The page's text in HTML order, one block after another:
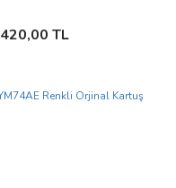
420,00 TL
Sepete Ekle